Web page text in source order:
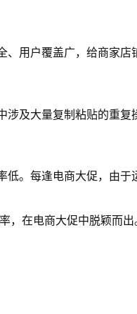
用户覆盖广，给商家
及大量复制粘贴的重
。每逢电商大促，由于
在电商大促中脱颖而出